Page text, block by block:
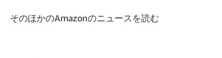
そのほかのAmazonのニュースを読む